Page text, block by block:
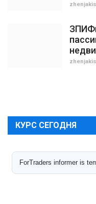
КУРС СЕГОДНЯ